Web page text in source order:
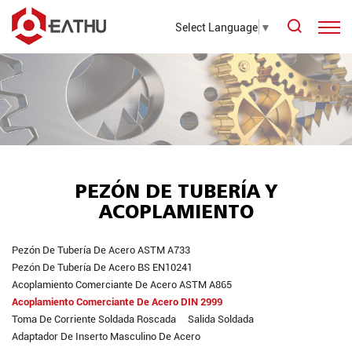
Select Language ▼
PEZÓN DE TUBERÍA Y
ACOPLAMIENTO
Pezón De Tubería De Acero ASTM A733
Pezón De Tubería De Acero BS EN10241
Acoplamiento Comerciante De Acero ASTM A865
Acoplamiento Comerciante De Acero DIN 2999
Toma De Corriente Soldada Roscada
Salida Soldada
Adaptador De Inserto Masculino De Acero